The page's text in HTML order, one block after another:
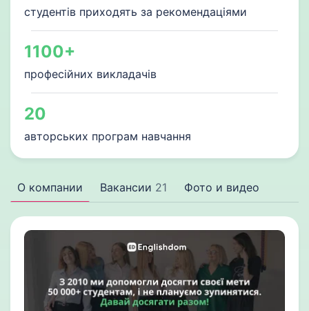
студентів приходять за рекомендаціями
1100+
професійних викладачів
20
авторських програм навчання
О компании Вакансии 21 Фото и видео